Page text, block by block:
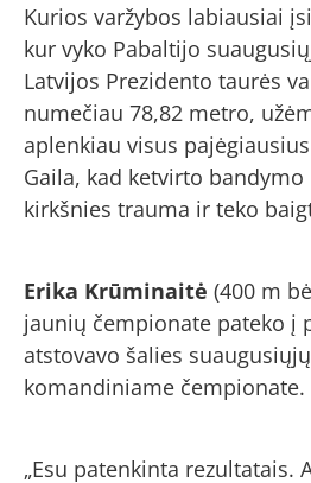
Kurios varžybos labiausiai
kur vyko Pabaltijo
Latvijos Prezidento taurės
numečiau 78,82 metro,
aplenkiau visus
Gaila, kad ketvirto
kirkšnies trauma ir teko
Erika Krūminaitė (400 m
jaunių čempionate pateko į
atstovavo šalies
komandiniame čempionate.
„Esu patenkinta rezultatais.